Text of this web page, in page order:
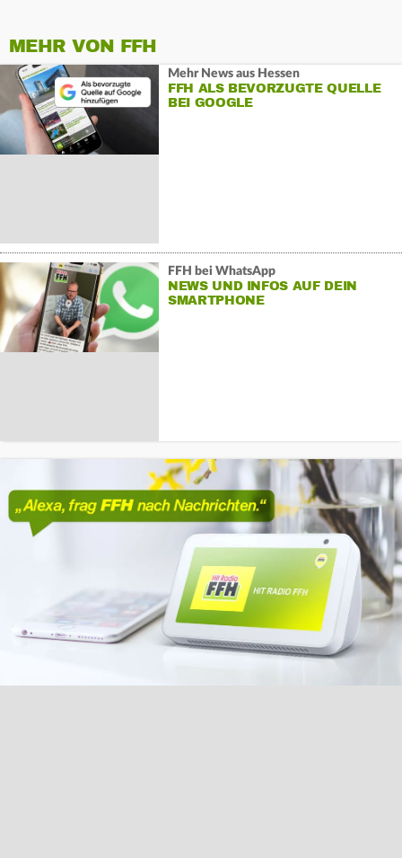
MEHR VON FFH
Mehr News aus Hessen
FFH ALS BEVORZUGTE QUELLE
BEI GOOGLE
FFH bei WhatsApp
NEWS UND INFOS AUF DEIN
SMARTPHONE